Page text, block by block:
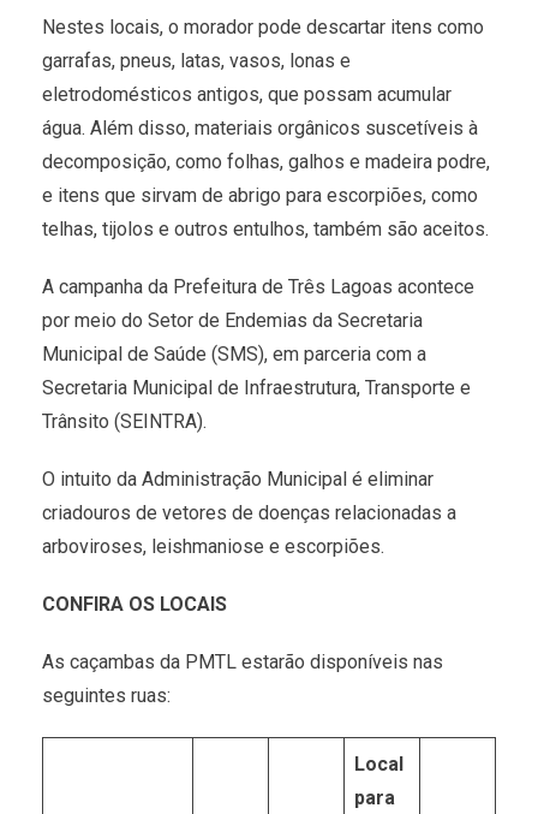
Nestes locais, o morador pode descartar itens como
garrafas, pneus, latas, vasos, lonas e
eletrodomésticos antigos, que possam acumular
água. Além disso, materiais orgânicos suscetíveis à
decomposição, como folhas, galhos e madeira podre,
e itens que sirvam de abrigo para escorpiões, como
telhas, tijolos e outros entulhos, também são aceitos.
A campanha da Prefeitura de Três Lagoas acontece
por meio do Setor de Endemias da Secretaria
Municipal de Saúde (SMS), em parceria com a
Secretaria Municipal de Infraestrutura, Transporte e
Trânsito (SEINTRA).
O intuito da Administração Municipal é eliminar
criadouros de vetores de doenças relacionadas a
arboviroses, leishmaniose e escorpiões.
CONFIRA OS LOCAIS
As caçambas da PMTL estarão disponíveis nas
seguintes ruas:
Local
para